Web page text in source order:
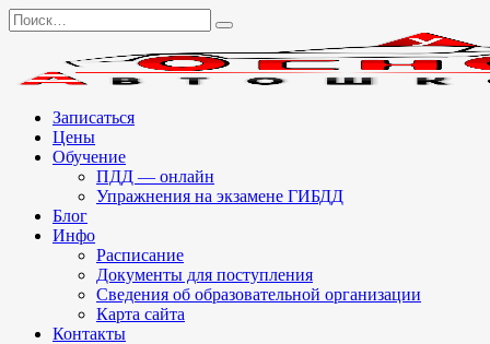
Перейти
к
содержанию
Search
for:
Записаться
Цены
Обучение
ПДД — онлайн
Упражнения на экзамене ГИБДД
Блог
Инфо
Расписание
Документы для поступления
Сведения об образовательной организации
Карта сайта
Контакты